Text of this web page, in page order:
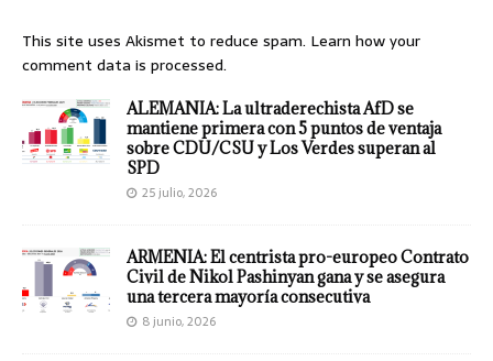
This site uses Akismet to reduce spam. Learn how your
comment data is processed.
ALEMANIA: La ultraderechista AfD se
mantiene primera con 5 puntos de ventaja
sobre CDU/CSU y Los Verdes superan al
SPD
25 julio, 2026
ARMENIA: El centrista pro-europeo Contrato
Civil de Nikol Pashinyan gana y se asegura
una tercera mayoría consecutiva
8 junio, 2026